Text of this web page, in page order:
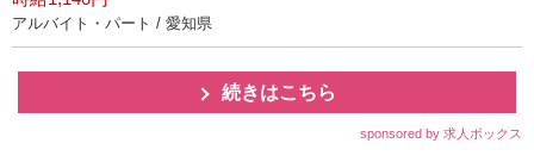
アルバイト・パート / 愛知県
続きはこちら
sponsored by 求人ボックス